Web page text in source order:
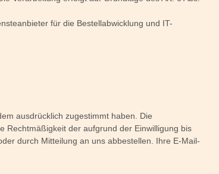
für die Bestellabwicklung und IT-
ausdrücklich zugestimmt haben. Die
Rechtmäßigkeit der aufgrund der Einwilligung bis
durch Mitteilung an uns abbestellen. Ihre E-Mail-